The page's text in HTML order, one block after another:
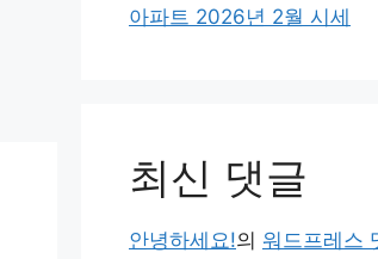
아파트 2026년 2월 시세
최신 댓글
안녕하세요!의 워드프레스